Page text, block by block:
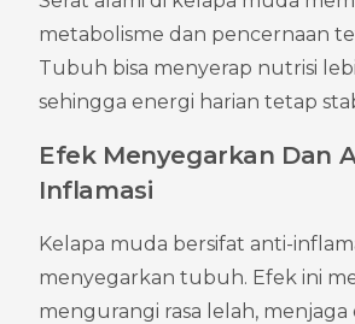
metabolisme dan pencernaan
Tubuh bisa menyerap nutrisi
sehingga energi harian tetap
Efek Menyegarkan Dan
Inflamasi
Kelapa muda bersifat anti-
menyegarkan tubuh. Efek ini
mengurangi rasa lelah, menjaga